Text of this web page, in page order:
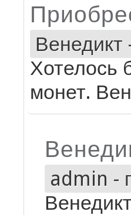
Венедикт
Хотелось
монет.
admin -